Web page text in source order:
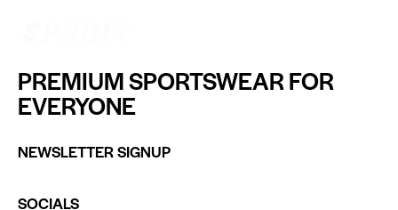
PREMIUM SPORTSWEAR FOR
EVERYONE
NEWSLETTER SIGNUP
SOCIALS